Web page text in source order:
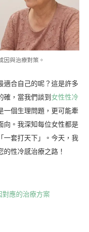
因與治療對策。
適合自己的呢？這是許多
確，當我們談到 女性性冷
一個生理問題，更可能牽
向。我深知每位女性都是
一套打天下」。今天，我
性冷感治療之路！
對應的治療方案